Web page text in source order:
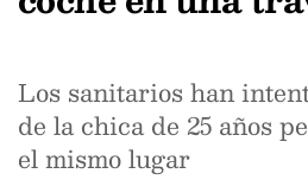
Los sanitarios han
de la chica de 25 años
el mismo lugar